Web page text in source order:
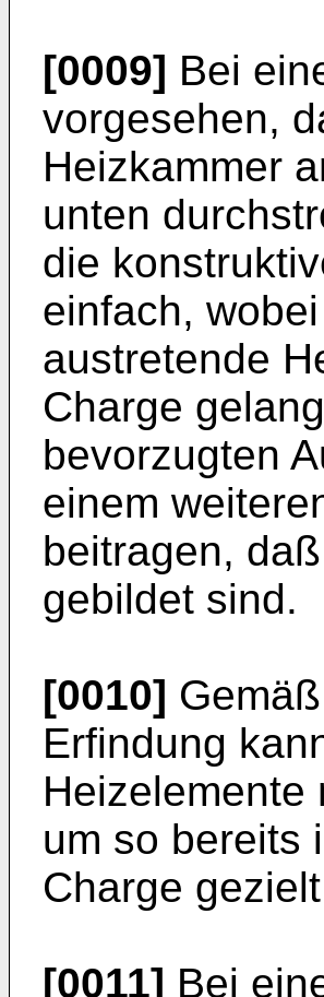
[0009] Bei
vorgesehen,
Heizkammer
unten
die
einfach,
austretende
Charge
bevorzugten
einem
beitragen,
gebildet sind.
[0010]
Erfindung
Heizelemente
um so bereits
Charge
[0011] Bei